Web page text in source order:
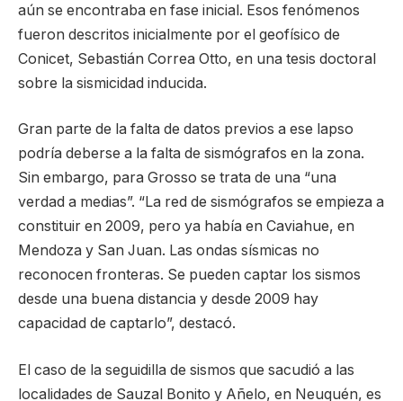
aún se encontraba en fase inicial. Esos fenómenos
fueron descritos inicialmente por el geofísico de
Conicet, Sebastián Correa Otto, en una tesis doctoral
sobre la sismicidad inducida.
Gran parte de la falta de datos previos a ese lapso
podría deberse a la falta de sismógrafos en la zona.
Sin embargo, para Grosso se trata de una “una
verdad a medias”. “La red de sismógrafos se empieza a
constituir en 2009, pero ya había en Caviahue, en
Mendoza y San Juan. Las ondas sísmicas no
reconocen fronteras. Se pueden captar los sismos
desde una buena distancia y desde 2009 hay
capacidad de captarlo”, destacó.
El caso de la seguidilla de sismos que sacudió a las
localidades de Sauzal Bonito y Añelo, en Neuquén, es